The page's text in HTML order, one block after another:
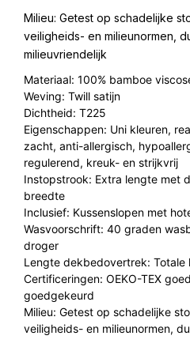
Milieu: Getest op schadelijke
veiligheids- en milieunormen,
milieuvriendelijk
Materiaal: 100% bamboe
Weving: Twill satijn
Dichtheid: T225
Eigenschappen: Uni kleuren,
zacht, anti-allergisch,
regulerend, kreuk- en strijkvrij
Instopstrook: Extra lengte met
breedte
Inclusief: Kussenslopen met
Wasvoorschrift: 40 graden
droger
Lengte dekbedovertrek: Totale
Certificeringen: OEKO-TEX
goedgekeurd
Milieu: Getest op schadelijke
veiligheids- en milieunormen,